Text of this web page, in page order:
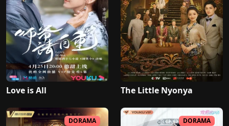
Love is All The Little Nyonya
DORAMA DORAMA